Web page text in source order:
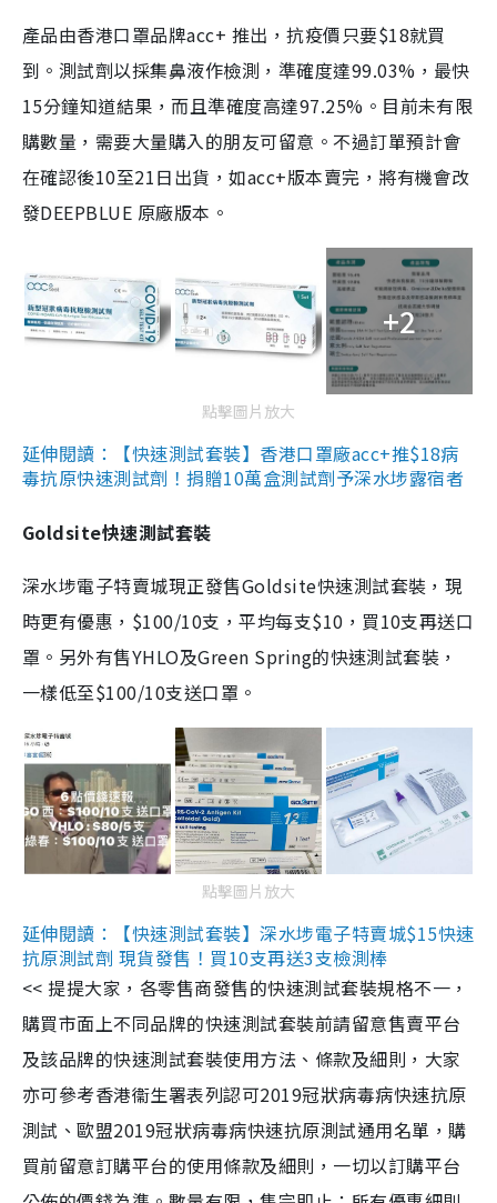
產品由香港口罩品牌acc+ 推出，抗疫價只要$18就買
到。測試劑以採集鼻液作檢測，準確度達99.03%，最快
15分鐘知道結果，而且準確度高達97.25%。目前未有限
購數量，需要大量購入的朋友可留意。不過訂單預計會
在確認後10至21日出貨，如acc+版本賣完，將有機會改
發DEEPBLUE 原廠版本。
+2
點擊圖片放大
延伸閱讀：【快速測試套裝】香港口罩廠acc+推$18病
毒抗原快速測試劑！捐贈10萬盒測試劑予深水埗露宿者
Goldsite快速測試套裝
深水埗電子特賣城現正發售Goldsite快速測試套裝，現
時更有優惠，$100/10支，平均每支$10，買10支再送口
罩。另外有售YHLO及Green Spring的快速測試套裝，
一樣低至$100/10支送口罩。
點擊圖片放大
延伸閱讀：【快速測試套裝】深水埗電子特賣城$15快速
抗原測試劑 現貨發售！買10支再送3支檢測棒
<< 提提大家，各零售商發售的快速測試套裝規格不一，
購買市面上不同品牌的快速測試套裝前請留意售賣平台
及該品牌的快速測試套裝使用方法、條款及細則，大家
亦可參考香港衞生署表列認可2019冠狀病毒病快速抗原
測試、歐盟2019冠狀病毒病快速抗原測試通用名單，購
買前留意訂購平台的使用條款及細則，一切以訂購平台